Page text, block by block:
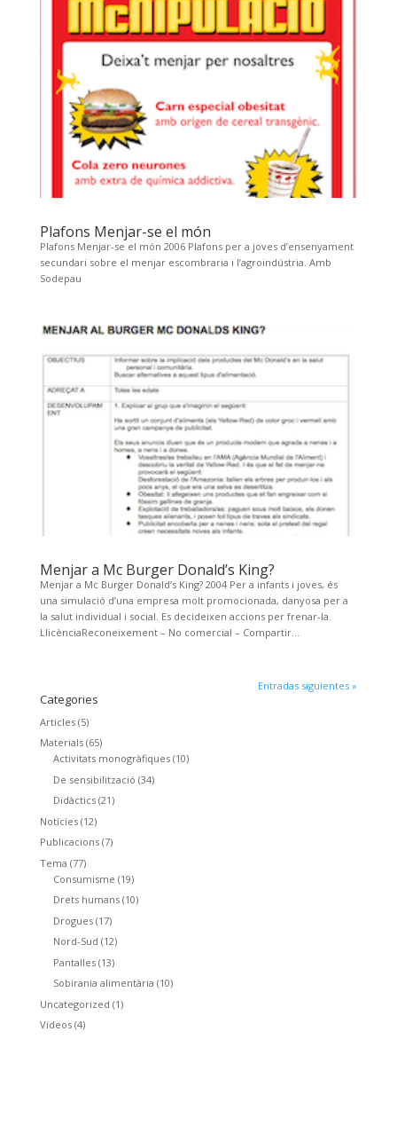
Plafons Menjar-se el món
Plafons Menjar-se el món 2006 Plafons per a joves d’ensenyament
secundari sobre el menjar escombraria i l’agroindústria. Amb
Sodepau
Menjar a Mc Burger Donald’s King?
Menjar a Mc Burger Donald’s King? 2004 Per a infants i joves, és
una simulació d’una empresa molt promocionada, danyosa per a
la salut individual i social. Es decideixen accions per frenar-la.
LlicènciaReconeixement – No comercial – Compartir...
Entradas siguientes »
Categories
Articles(5)
Materials(65)
Activitats monogràfiques(10)
De sensibilització (34)
Didàctics(21)
Notícies(12)
Publicacions(7)
Tema (77)
Consumisme (19)
Drets humans(10)
Drogues(17)
Nord-Sud (12)
Pantalles(13)
Sobirania alimentària (10)
Uncategorized (1)
Vídeos(4)